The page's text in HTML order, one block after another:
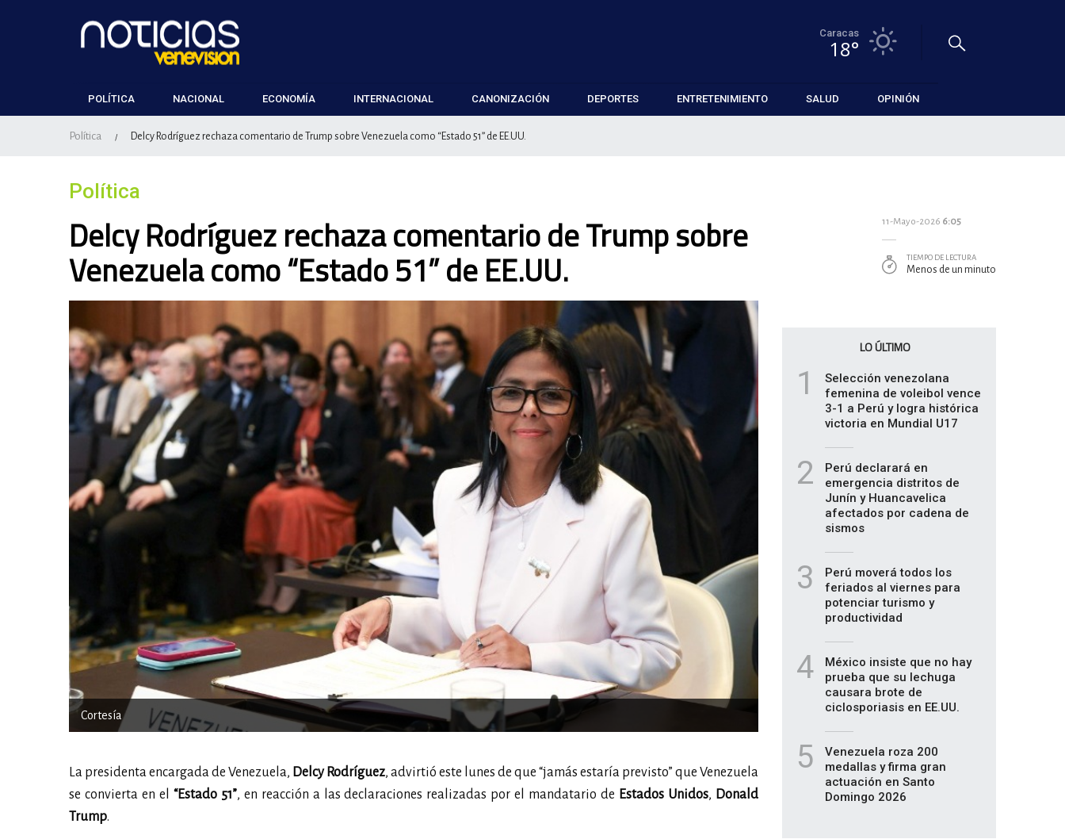
Caracas
18°
POLÍTICA NACIONAL ECONOMÍA INTERNACIONAL CANONIZACIÓN DEPORTES ENTRETENIMIENTO SALUD OPINIÓN
Política / Delcy Rodríguez rechaza comentario de Trump sobre Venezuela como “Estado 51” de EE.UU.
Política
Delcy Rodríguez rechaza comentario de Trump sobre
Venezuela como “Estado 51” de EE.UU.
Cortesía
La presidenta encargada de Venezuela, Delcy Rodríguez, advirtió este lunes de que “jamás estaría previsto” que Venezuela
se convierta en el “Estado 51”, en reacción a las declaraciones realizadas por el mandatario de Estados Unidos, Donald
Trump.
11-Mayo-2026 6:05
TIEMPO DE LECTURA
Menos de un minuto
LO ÚLTIMO
1
Selección venezolana
femenina de voleibol vence
3-1 a Perú y logra histórica
victoria en Mundial U17
2
Perú declarará en
emergencia distritos de
Junín y Huancavelica
afectados por cadena de
sismos
3
Perú moverá todos los
feriados al viernes para
potenciar turismo y
productividad
4
México insiste que no hay
prueba que su lechuga
causara brote de
ciclosporiasis en EE.UU.
5
Venezuela roza 200
medallas y firma gran
actuación en Santo
Domingo 2026